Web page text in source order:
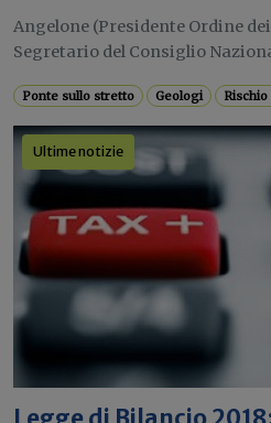
Angelone (Presidente Ordine
Segretario del Consiglio
Ponte sullo stretto Geologi
Ultime notizie